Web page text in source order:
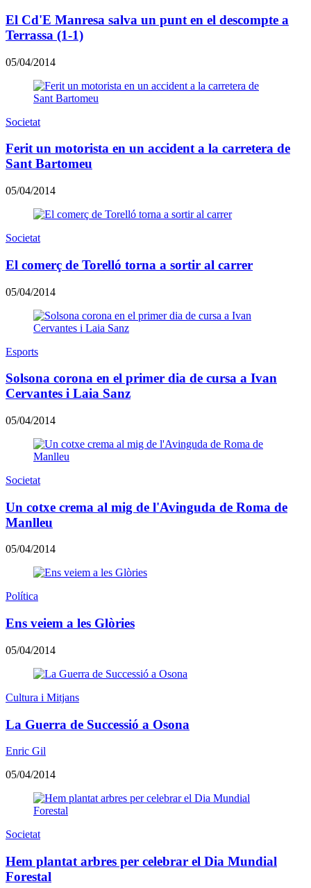
El Cd'E Manresa salva un punt en el descompte a
Terrassa (1-1)
05/04/2014
Societat
Ferit un motorista en un accident a la carretera de
Sant Bartomeu
05/04/2014
Societat
El comerç de Torelló torna a sortir al carrer
05/04/2014
Esports
Solsona corona en el primer dia de cursa a Ivan
Cervantes i Laia Sanz
05/04/2014
Societat
Un cotxe crema al mig de l'Avinguda de Roma de
Manlleu
05/04/2014
Política
Ens veiem a les Glòries
05/04/2014
Cultura i Mitjans
La Guerra de Successió a Osona
Enric Gil
05/04/2014
Societat
Hem plantat arbres per celebrar el Dia Mundial
Forestal